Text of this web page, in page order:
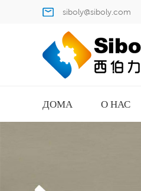
siboly@siboly.com
ДОМА О НАС